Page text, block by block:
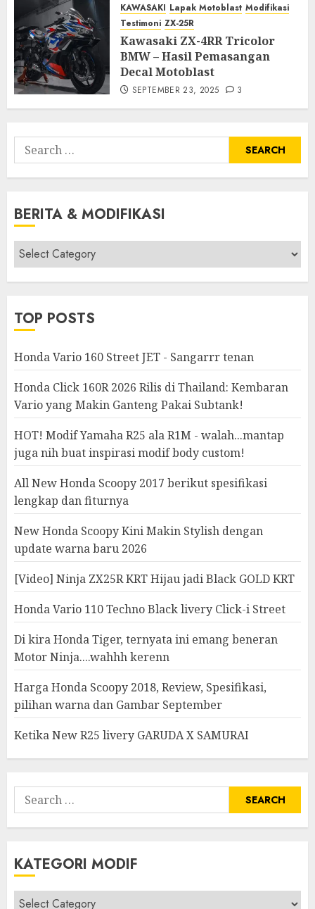
KAWASAKI Lapak Motoblast Modifikasi
Testimoni ZX-25R
Kawasaki ZX-4RR Tricolor
BMW – Hasil Pemasangan
Decal Motoblast
SEPTEMBER 23, 2025 3
Search
for:
BERITA & MODIFIKASI
Berita
&
Modifikasi
TOP POSTS
Honda Vario 160 Street JET - Sangarrr tenan
Honda Click 160R 2026 Rilis di Thailand: Kembaran
Vario yang Makin Ganteng Pakai Subtank!
HOT! Modif Yamaha R25 ala R1M - walah...mantap
juga nih buat inspirasi modif body custom!
All New Honda Scoopy 2017 berikut spesifikasi
lengkap dan fiturnya
New Honda Scoopy Kini Makin Stylish dengan
update warna baru 2026
[Video] Ninja ZX25R KRT Hijau jadi Black GOLD KRT
Honda Vario 110 Techno Black livery Click-i Street
Di kira Honda Tiger, ternyata ini emang beneran
Motor Ninja....wahhh kerenn
Harga Honda Scoopy 2018, Review, Spesifikasi,
pilihan warna dan Gambar September
Ketika New R25 livery GARUDA X SAMURAI
Search
for:
KATEGORI MODIF
Kategori